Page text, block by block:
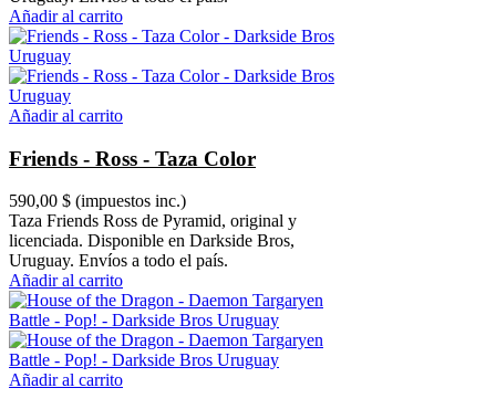
Añadir al carrito
Añadir al carrito
Friends - Ross - Taza Color
590,00 $ (impuestos inc.)
Taza Friends Ross de Pyramid, original y
licenciada. Disponible en Darkside Bros,
Uruguay. Envíos a todo el país.
Añadir al carrito
Añadir al carrito